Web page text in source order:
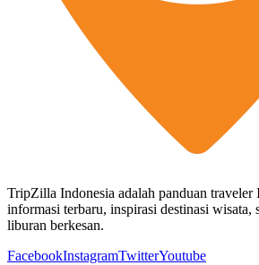
TripZilla Indonesia adalah panduan traveler
informasi terbaru, inspirasi destinasi wisata,
liburan berkesan.
FacebookInstagramTwitterYoutube